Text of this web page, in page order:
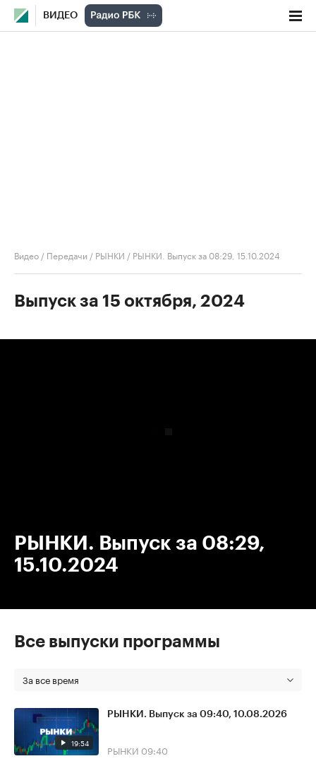
ВИДЕО
Видео / Передачи / РЫНКИ / РЫНКИ. Выпуск за 08:29, 15.10.2024
Выпуск за 15 октября, 2024
РЫНКИ. Выпуск за 08:29,
15.10.2024
Все выпуски программы
За все время
19:54
РЫНКИ. Выпуск за 09:40, 10.08.2026
РЫНКИ 09:40